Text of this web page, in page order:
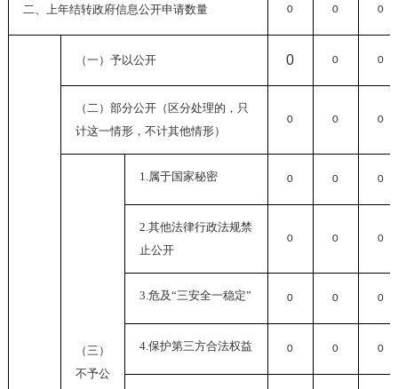
二、上年结转政府信息公开申请数量 0 0 0
（一）予以公开 0 0 0
（二）部分公开（区分处理的，只
计这一情形，不计其他情形）
0 0 0
（三）
不予公
1.属于国家秘密 0 0 0
2.其他法律行政法规禁
止公开
0 0 0
3.危及“三安全一稳定” 0 0 0
4.保护第三方合法权益 0 0 0